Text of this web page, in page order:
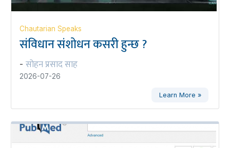
Chautarian Speaks
संविधान संशोधन कसरी हुन्छ ?
- सोहन प्रसाद साह
2026-07-26
Learn More »